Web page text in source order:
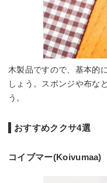
木製品ですので、基本的
しょう。スポンジや布な
う。
おすすめククサ4選
コイブマー(Koivumaa)